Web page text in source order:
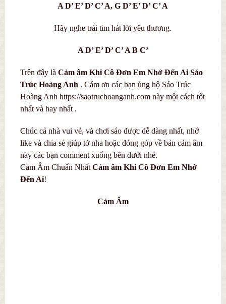
A D’ E’ D’ C’ A, G D’ E’ D’ C’ A
Hãy nghe trái tim hát lời yêu thương.
A D’ E’ D’ C’ A B C’
Trên đây là Cảm âm Khi Cô Đơn Em Nhớ Đến Ai Sáo
Trúc Hoàng Anh . Cám ơn các bạn ủng hộ Sáo Trúc
Hoàng Anh https://saotruchoanganh.com này một cách tốt
nhất và hay nhất .
Chúc cả nhà vui vẻ, và chơi sáo được dễ dàng nhất, nhớ
like và chia sẻ giúp tớ nha hoặc đóng góp về bản cảm âm
này các bạn comment xuống bên dưới nhé.
Cảm Âm Chuẩn Nhất Cảm âm Khi Cô Đơn Em Nhớ
Đến Ai!
Cảm Âm